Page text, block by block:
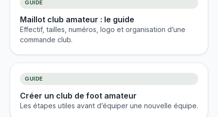
GUIDE
Maillot club amateur : le guide
Effectif, tailles, numéros, logo et organisation d’une
commande club.
GUIDE
Créer un club de foot amateur
Les étapes utiles avant d’équiper une nouvelle équipe.